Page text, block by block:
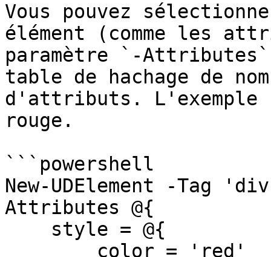
Vous pouvez
élément (comme les
paramètre `-
table de hachage de
d'attributs. L'exemple
rouge.
```powershell
New-UDElement -
Attributes @{